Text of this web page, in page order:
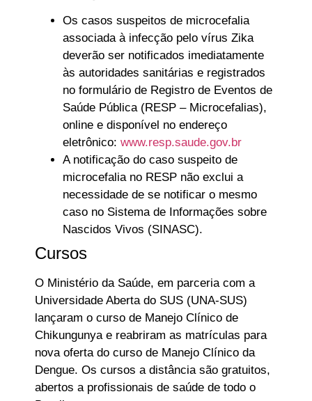
Os casos suspeitos de microcefalia
associada à infecção pelo vírus Zika
deverão ser notificados imediatamente
às autoridades sanitárias e registrados
no formulário de Registro de Eventos de
Saúde Pública (RESP – Microcefalias),
online e disponível no endereço
eletrônico: www.resp.saude.gov.br
A notificação do caso suspeito de
microcefalia no RESP não exclui a
necessidade de se notificar o mesmo
caso no Sistema de Informações sobre
Nascidos Vivos (SINASC).
Cursos
O Ministério da Saúde, em parceria com a
Universidade Aberta do SUS (UNA-SUS)
lançaram o curso de Manejo Clínico de
Chikungunya e reabriram as matrículas para
nova oferta do curso de Manejo Clínico da
Dengue. Os cursos a distância são gratuitos,
abertos a profissionais de saúde de todo o